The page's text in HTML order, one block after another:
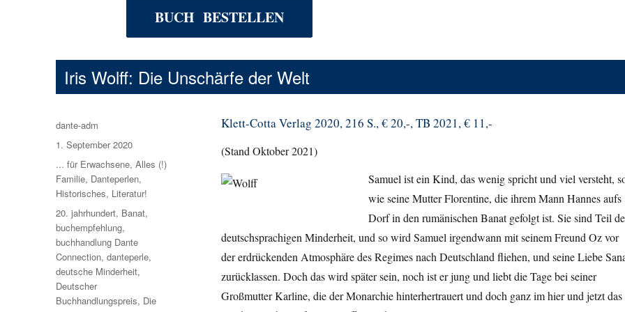
BUCH BESTELLEN
Iris Wolff: Die Unschärfe der Welt
Klett-Cotta Verlag 2020, 216 S., € 20,-, TB 2021, € 11,-
(Stand Oktober 2021)
Samuel ist ein Kind, das wenig spricht und viel versteht,
wie seine Mutter Florentine, die ihrem Mann Hannes aufs
Dorf in den rumänischen Banat gefolgt ist. Sie sind Teil
deutschsprachigen Minderheit, und so wird Samuel irgendwann mit seinem Freund Oz vor
der erdrückenden Atmosphäre des Regimes nach Deutschland fliehen, und seine Liebe
zurücklassen. Doch das wird später sein, noch ist er jung und liebt die Tage bei seiner
Großmutter Karline, die der Monarchie hinterhertrauert und doch ganz im hier und jetzt das
Autor
dante-adm
Veröffentlicht
am
1. September 2020
Kategorien
... für Erwachsene,Alles (!)
Familie, Danteperlen,
Historisches, Literatur!
Schlagwörter
20. jahrhundert, Banat,
buchempfehlung,
buchhandlung Dante
Connection,danteperle,
deutsche Minderheit,
Deutscher
Buchhandlungspreis, Die